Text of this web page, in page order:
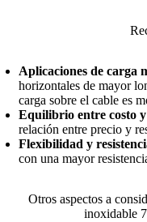
Aplicaciones de carga
horizontales de mayor
carga sobre el cable es
Equilibrio entre costo
relación entre precio y
Flexibilidad y
con una mayor
Otros aspectos a
inoxidable